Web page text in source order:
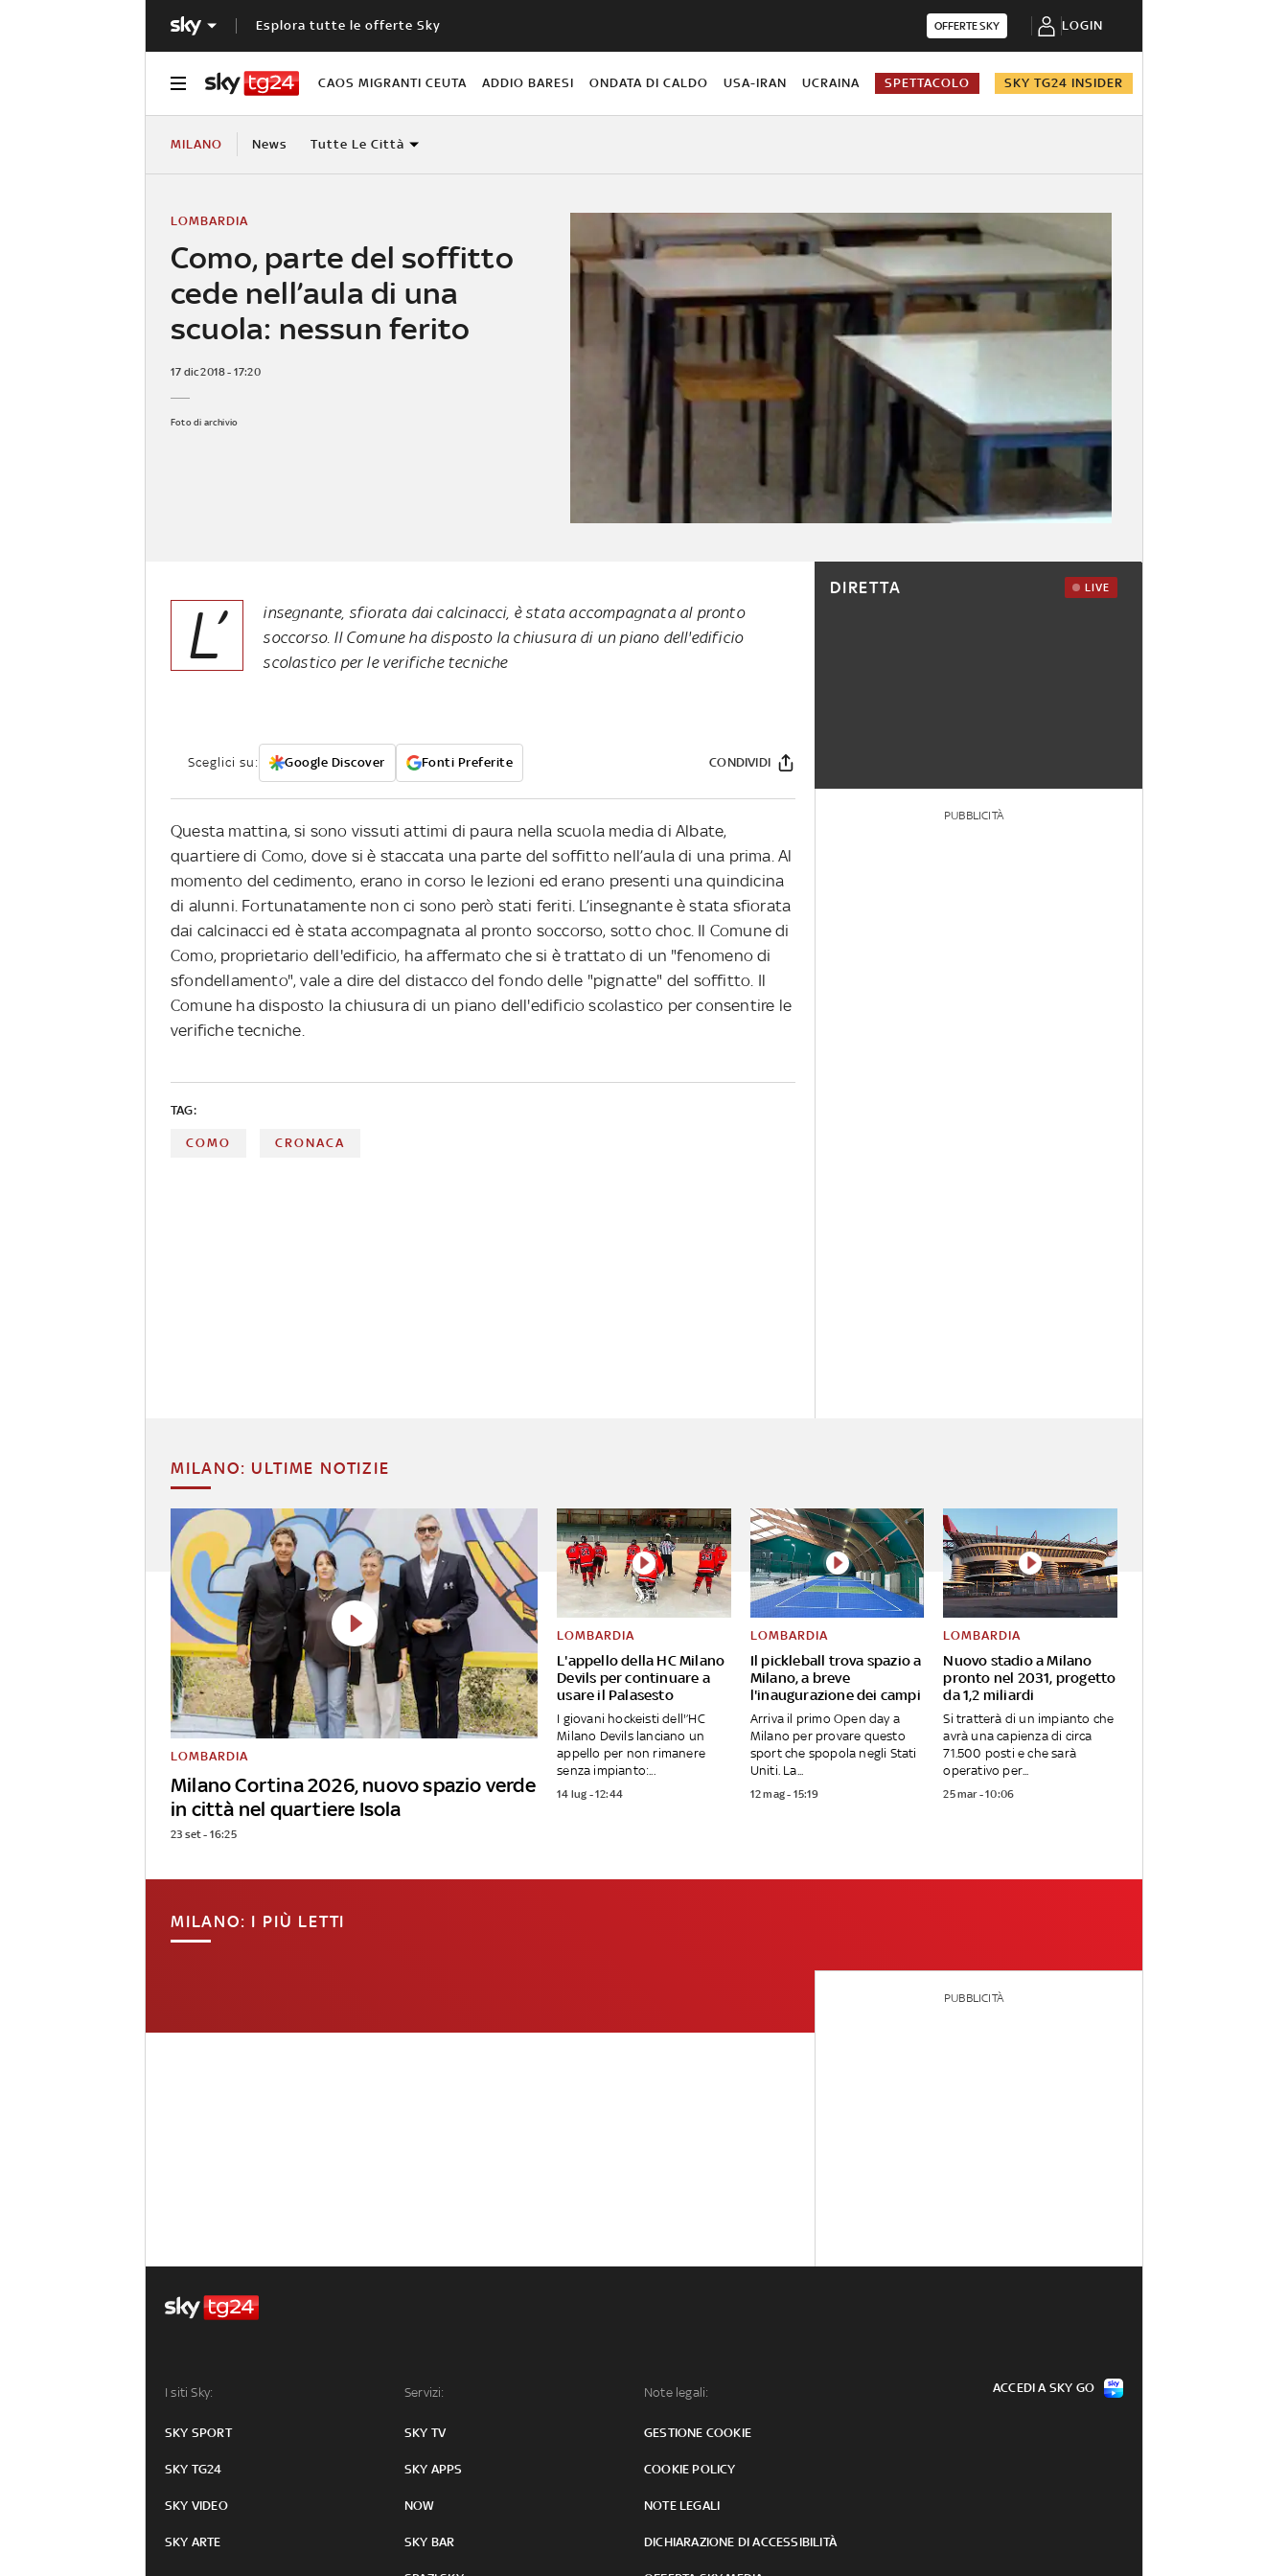
Esplora tutte le offerte Sky OFFERTE SKY LOGIN
CAOS MIGRANTI CEUTA ADDIO BARESI ONDATA DI CALDO USA-IRAN UCRAINA SPETTACOLO SKY TG24 INSIDER
MILANO News Tutte Le Città
Como, parte del soffitto
cede nell’aula di una
scuola: nessun ferito
LOMBARDIA
17 dic 2018 - 17:20
Foto di archivio
L’
insegnante, sfiorata dai calcinacci, è stata accompagnata al pronto
soccorso. Il Comune ha disposto la chiusura di un piano dell'edificio
scolastico per le verifiche tecniche
Sceglici su: Google Discover Fonti Preferite CONDIVIDI
Questa mattina, si sono vissuti attimi di paura nella scuola media di Albate,
quartiere di Como, dove si è staccata una parte del soffitto nell’aula di una prima. Al
momento del cedimento, erano in corso le lezioni ed erano presenti una quindicina
di alunni. Fortunatamente non ci sono però stati feriti. L’insegnante è stata sfiorata
dai calcinacci ed è stata accompagnata al pronto soccorso, sotto choc. Il Comune di
Como, proprietario dell'edificio, ha affermato che si è trattato di un "fenomeno di
sfondellamento", vale a dire del distacco del fondo delle "pignatte" del soffitto. Il
Comune ha disposto la chiusura di un piano dell'edificio scolastico per consentire le
verifiche tecniche.
TAG:
COMO CRONACA
DIRETTA LIVE
PUBBLICITÀ
MILANO: ULTIME NOTIZIE
Milano Cortina 2026, nuovo spazio verde
in città nel quartiere Isola
LOMBARDIA
23 set - 16:25
L'appello della HC Milano
Devils per continuare a
usare il Palasesto
LOMBARDIA
I giovani hockeisti dell'’HC
Milano Devils lanciano un
appello per non rimanere
senza impianto:...
14 lug - 12:44
Il pickleball trova spazio a
Milano, a breve
l'inaugurazione dei campi
LOMBARDIA
Arriva il primo Open day a
Milano per provare questo
sport che spopola negli Stati
Uniti. La...
12 mag - 15:19
Nuovo stadio a Milano
pronto nel 2031, progetto
da 1,2 miliardi
LOMBARDIA
Si tratterà di un impianto che
avrà una capienza di circa
71.500 posti e che sarà
operativo per...
25 mar - 10:06
MILANO: I PIÙ LETTI
PUBBLICITÀ
I siti Sky:
SKY SPORT
SKY TG24
SKY VIDEO
SKY ARTE
Servizi:
SKY TV
SKY APPS
NOW
SKY BAR
Note legali:
GESTIONE COOKIE
COOKIE POLICY
NOTE LEGALI
DICHIARAZIONE DI ACCESSIBILITÀ
ACCEDI A SKY GO